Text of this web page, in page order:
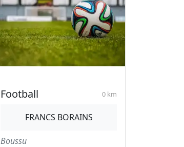
Football 0 km
FRANCS BORAINS
Boussu